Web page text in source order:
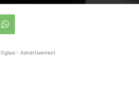
Oglasi - Advertisement